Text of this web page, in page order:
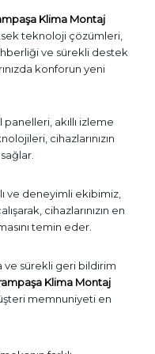
Klima Montaj
teknoloji çözümleri,
ve sürekli destek
konforun yeni
akıllı izleme
cihazlarınızın
ve deneyimli ekibimiz,
cihazlarınızın en
temin eder.
ve sürekli geri bildirim
Klima Montaj
memnuniyeti en